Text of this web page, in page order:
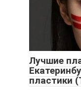
Лучшие
пластики